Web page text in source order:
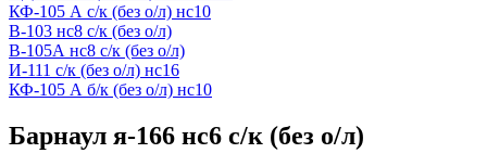
КФ-105 А с/к (без о/л) нс10
В-103 нс8 с/к (без о/л)
В-105А нс8 с/к (без о/л)
И-111 с/к (без о/л) нс16
КФ-105 А б/к (без о/л) нс10
Барнаул я-166 нс6 с/к (без о/л)